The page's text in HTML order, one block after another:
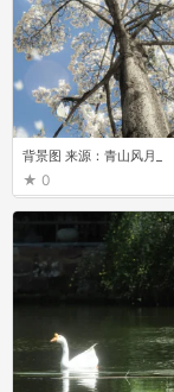
背景图 来源：青山风月_
0